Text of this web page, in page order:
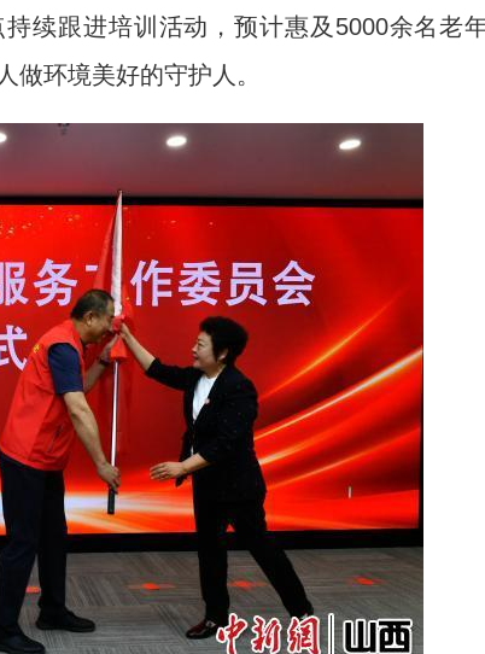
续跟进培训活动，预计惠及5000余名老
做环境美好的守护人。